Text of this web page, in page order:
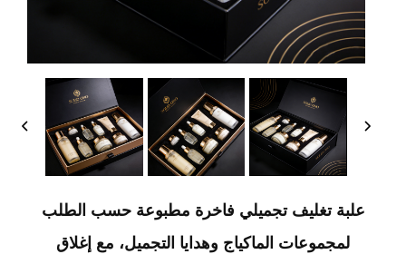
علبة تغليف تجميلي فاخرة مطبوعة حسب الطلب
لمجموعات الماكياج وهدايا التجميل، مع إغلاق